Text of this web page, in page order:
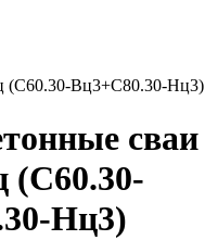
(С60.30-Вц3+С80.30-Нц3)
сваи
(С60.30-
Нц3)